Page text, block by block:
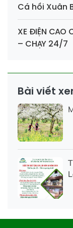
Cá hồi Xuân
XE ĐIỆN CAO
– CHẠY 24/7
Bài viết